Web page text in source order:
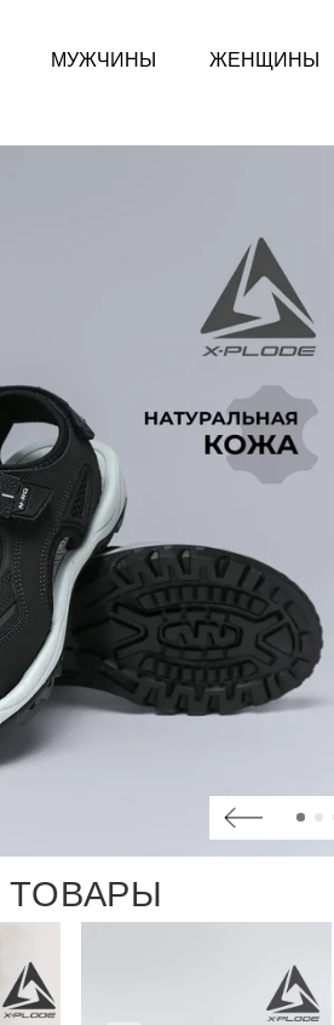
МУЖЧИНЫ ЖЕНЩИНЫ